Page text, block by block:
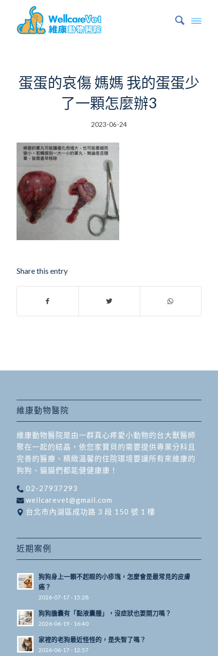
蛋蛋的哀傷 媽媽 我的蛋蛋少
了一顆怎麼辦3
2023-06-24
Share this entry
維康動物醫院
維康動物醫院是由一群真心疼愛小動物的台大獸醫師
聚在一起的結晶，依您家寶貝的需要提供專業分科且
完善的醫療、精緻溫馨的住院環境要讓所有來維康的
狗狗、貓貓們都能健健康康！
02-27937293
wellcarevet@gmail.com
台北市內湖區成功路 3 段 150 號 1 樓
近期案例
狗狗身上一顆不起眼的小疹塊，怎麼會是最常見的皮膚
癌？
2026-07-17 - 15:28
狗狗膽囊有「黏液囊腫」，沒症狀也要開刀嗎？
2026-06-19 - 16:40
家裡的老狗最近怪怪的，是失智了嗎？
2026-06-17 - 12:57